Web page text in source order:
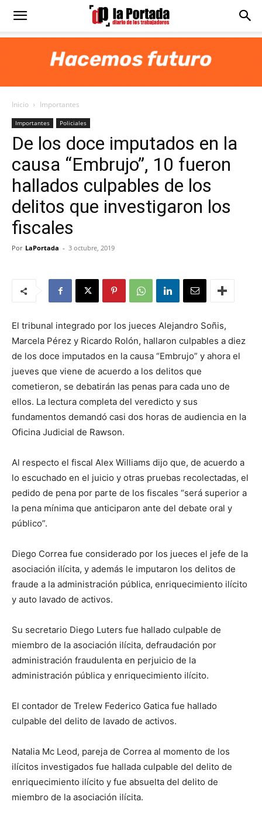
Diario
Portada
Inicio Importantes
Importantes Policiales
De los doce imputados en la
causa “Embrujo”, 10 fueron
hallados culpables de los
delitos que investigaron los
fiscales
Por LaPortada - 3 octubre, 2019
El tribunal integrado por los jueces Alejandro Soñis,
Marcela Pérez y Ricardo Rolón, hallaron culpables a diez
de los doce imputados en la causa “Embrujo” y ahora el
jueves que viene de acuerdo a los delitos que
cometieron, se debatirán las penas para cada uno de
ellos. La lectura completa del veredicto y sus
fundamentos demandó casi dos horas de audiencia en la
Oficina Judicial de Rawson.
Al respecto el fiscal Alex Williams dijo que, de acuerdo a
lo escuchado en el juicio y otras pruebas recolectadas, el
pedido de pena por parte de los fiscales “será superior a
la pena mínima que anticiparon ante del debate oral y
público”.
Diego Correa fue considerado por los jueces el jefe de la
asociación ilícita, y además le imputaron los delitos de
fraude a la administración pública, enriquecimiento ilícito
y auto lavado de activos.
Su secretario Diego Luters fue hallado culpable de
miembro de la asociación ilícita, defraudación por
administración fraudulenta en perjuicio de la
administración pública y enriquecimiento ilícito.
El contador de Trelew Federico Gatica fue hallado
culpable del delito de lavado de activos.
Natalia Mc Leod, pareja de Correa al momento de los
ilícitos investigados fue hallada culpable del delito de
enriquecimiento ilícito y fue absuelta del delito de
miembro de la asociación ilícita.